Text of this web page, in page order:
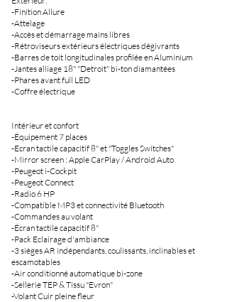
-Finition Allure
-Attelage
-Accès et démarrage mains libres
-Rétroviseurs extérieurs électriques dégivrants
-Barres de toit longitudinales profilée en Aluminium
-Jantes alliage 18" "Detroit" bi-ton diamantées
-Phares avant full LED
-Coffre électrique
Intérieur et confort
-Équipement 7 places
-Ecran tactile capacitif 8" et "Toggles Switches"
-Mirror screen : Apple CarPlay / Android Auto
-Peugeot i-Cockpit
-Peugeot Connect
-Radio 6 HP
-Compatible MP3 et connectivité Bluetooth
-Commandes au volant
-Écran tactile capacitif 8"
-Pack Eclairage d'ambiance
-3 sièges AR indépendants, coulissants, inclinables et
escamotables
-Air conditionné automatique bi-zone
-Sellerie TEP & Tissu "Evron"
-Volant Cuir pleine fleur